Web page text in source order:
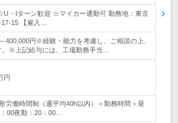
・Iターン歓迎 ☆マイカー通勤可 勤務地：東京
15 【雇入…
400,000円※経験・能力を考慮し、ご相談の上、
。※上記給与には、工場勤務手当…
円
労働時間制（週平均40h以内）＜勤務時間＞昼
00夜勤：20：00…